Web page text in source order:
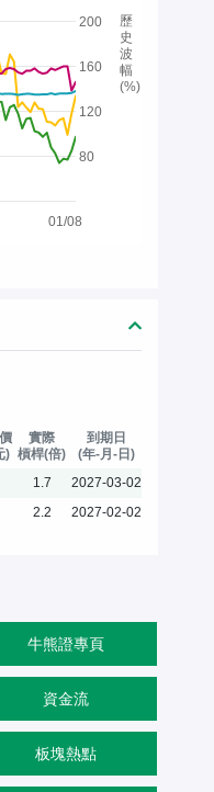
01/08
80
120
160
200
歷
史
波
幅
(%)
)
實際
槓桿(倍)
到期日
(年-月-日)
1.7
2027-03-02
2.2 2027-02-02
牛熊證專頁
資金流
板塊熱點